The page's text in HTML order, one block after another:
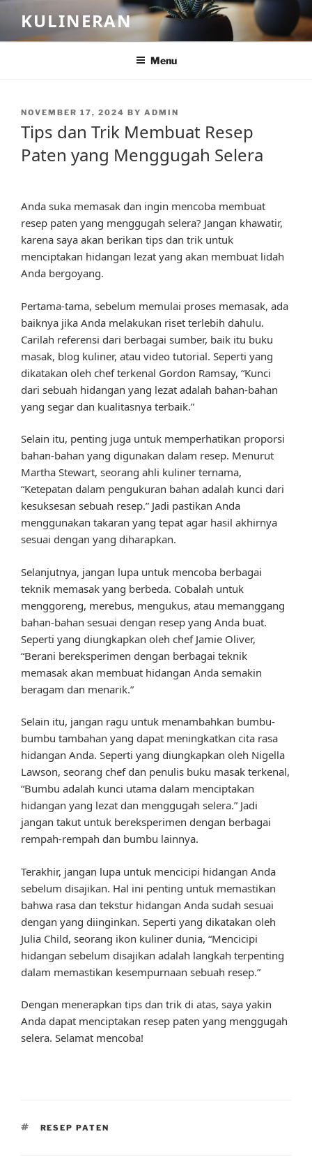
content
KULINERAN
Menu
POSTED
ON
NOVEMBER 17, 2024 BY ADMIN
Tips dan Trik Membuat Resep
Paten yang Menggugah Selera
Anda suka memasak dan ingin mencoba membuat
resep paten yang menggugah selera? Jangan khawatir,
karena saya akan berikan tips dan trik untuk
menciptakan hidangan lezat yang akan membuat lidah
Anda bergoyang.
Pertama-tama, sebelum memulai proses memasak, ada
baiknya jika Anda melakukan riset terlebih dahulu.
Carilah referensi dari berbagai sumber, baik itu buku
masak, blog kuliner, atau video tutorial. Seperti yang
dikatakan oleh chef terkenal Gordon Ramsay, “Kunci
dari sebuah hidangan yang lezat adalah bahan-bahan
yang segar dan kualitasnya terbaik.”
Selain itu, penting juga untuk memperhatikan proporsi
bahan-bahan yang digunakan dalam resep. Menurut
Martha Stewart, seorang ahli kuliner ternama,
“Ketepatan dalam pengukuran bahan adalah kunci dari
kesuksesan sebuah resep.” Jadi pastikan Anda
menggunakan takaran yang tepat agar hasil akhirnya
sesuai dengan yang diharapkan.
Selanjutnya, jangan lupa untuk mencoba berbagai
teknik memasak yang berbeda. Cobalah untuk
menggoreng, merebus, mengukus, atau memanggang
bahan-bahan sesuai dengan resep yang Anda buat.
Seperti yang diungkapkan oleh chef Jamie Oliver,
“Berani bereksperimen dengan berbagai teknik
memasak akan membuat hidangan Anda semakin
beragam dan menarik.”
Selain itu, jangan ragu untuk menambahkan bumbu-
bumbu tambahan yang dapat meningkatkan cita rasa
hidangan Anda. Seperti yang diungkapkan oleh Nigella
Lawson, seorang chef dan penulis buku masak terkenal,
“Bumbu adalah kunci utama dalam menciptakan
hidangan yang lezat dan menggugah selera.” Jadi
jangan takut untuk bereksperimen dengan berbagai
rempah-rempah dan bumbu lainnya.
Terakhir, jangan lupa untuk mencicipi hidangan Anda
sebelum disajikan. Hal ini penting untuk memastikan
bahwa rasa dan tekstur hidangan Anda sudah sesuai
dengan yang diinginkan. Seperti yang dikatakan oleh
Julia Child, seorang ikon kuliner dunia, “Mencicipi
hidangan sebelum disajikan adalah langkah terpenting
dalam memastikan kesempurnaan sebuah resep.”
Dengan menerapkan tips dan trik di atas, saya yakin
Anda dapat menciptakan resep paten yang menggugah
selera. Selamat mencoba!
TAGS
RESEP PATEN